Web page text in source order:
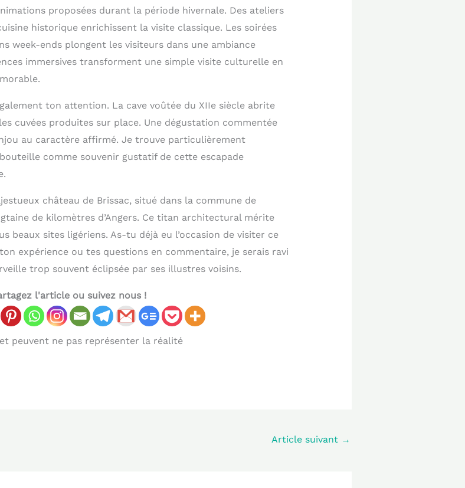
proposées durant la période hivernale. Des ateliers
historique enrichissent la visite classique. Les soirées
week-ends plongent les visiteurs dans une ambiance
immersives transforment une simple visite culturelle en
ton attention. La cave voûtée du XIIe siècle abrite
cuvées produites sur place. Une dégustation commentée
au caractère affirmé. Je trouve particulièrement
comme souvenir gustatif de cette escapade
château de Brissac, situé dans la commune de
de kilomètres d’Angers. Ce titan architectural mérite
beaux sites ligériens. As-tu déjà eu l’occasion de visiter ce
expérience ou tes questions en commentaire, je serais ravi
trop souvent éclipsée par ses illustres voisins.
l'article ou suivez nous !
peuvent ne pas représenter la réalité
Article suivant →